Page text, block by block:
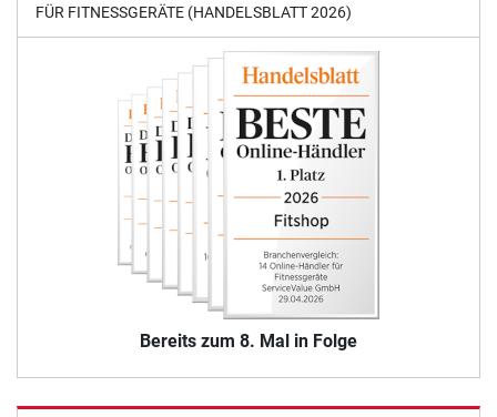
FÜR FITNESSGERÄTE (HANDELSBLATT 2026)
Bereits zum 8. Mal in Folge